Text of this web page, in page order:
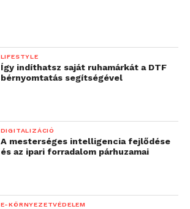
LIFESTYLE
Így indíthatsz saját ruhamárkát a DTF
bérnyomtatás segítségével
DIGITALIZÁCIÓ
A mesterséges intelligencia fejlődése
és az ipari forradalom párhuzamai
E-KÖRNYEZETVÉDELEM